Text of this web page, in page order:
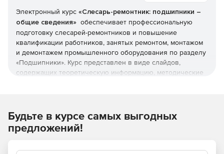
Электронный курс «Слесарь-ремонтник: подшипники –
общие сведения» обеспечивает профессиональную
подготовку слесарей-ремонтников и повышение
квалификации работников, занятых ремонтом, монтажом
и демонтажем промышленного оборудования по разделу
«Подшипники». Курс представлен в виде слайдов,
содержащих теоретическую информацию, методические
Ключевые навыки и знания:
Будьте в курсе самых выгодных
предложений!